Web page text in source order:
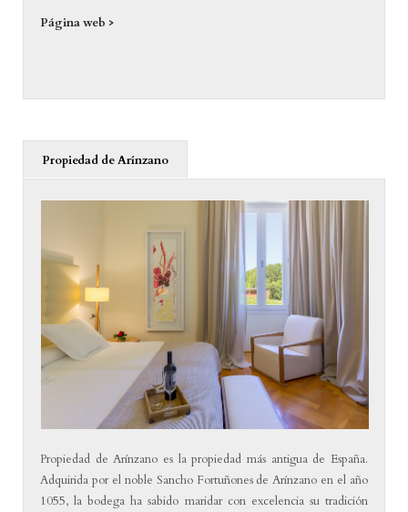
Página web >
Propiedad de Arínzano
Propiedad de Arínzano es la propiedad más antigua de España.
Adquirida por el noble Sancho Fortuñones de Arínzano en el año
1055, la bodega ha sabido maridar con excelencia su tradición